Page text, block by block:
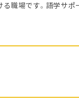
職場です。語学サポ